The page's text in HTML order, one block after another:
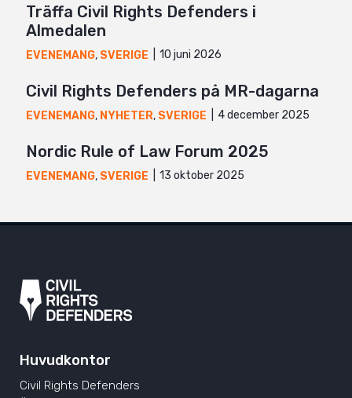
Träffa Civil Rights Defenders i
Almedalen
EVENEMANG, SVERIGE 10 juni 2026
Civil Rights Defenders på MR-dagarna
EVENEMANG, NYHETER, SVERIGE 4 december 2025
Nordic Rule of Law Forum 2025
EVENEMANG, SVERIGE 13 oktober 2025
Huvudkontor
Civil Rights Defenders